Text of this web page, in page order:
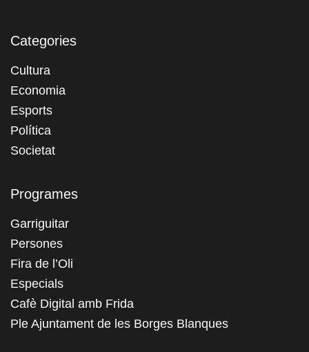
Categories
Cultura
Economia
Esports
Política
Societat
Programes
Garriguitar
Persones
Fira de l’Oli
Especials
Cafè Digital amb Frida
Ple Ajuntament de les Borges Blanques